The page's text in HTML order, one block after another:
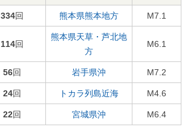
334回 熊本県熊本地方 M7.1
114回
熊本県天草・芦北地
方
M6.1
56回 岩手県沖 M7.2
24回 トカラ列島近海 M4.6
22回 宮城県沖 M6.4